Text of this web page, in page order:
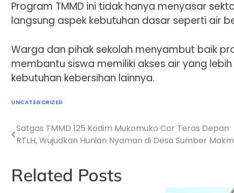
Program TMMD ini tidak hanya menyasar
langsung aspek kebutuhan dasar seperti air
Warga dan pihak sekolah menyambut baik
membantu siswa memiliki akses air yang
kebutuhan kebersihan lainnya.
UNCATEGORIZED
Navigasi
Satgas TMMD 125 Kodim Mukomuko Cor Teras Depan
RTLH, Wujudkan Hunian Nyaman di Desa Sumber
Related Posts